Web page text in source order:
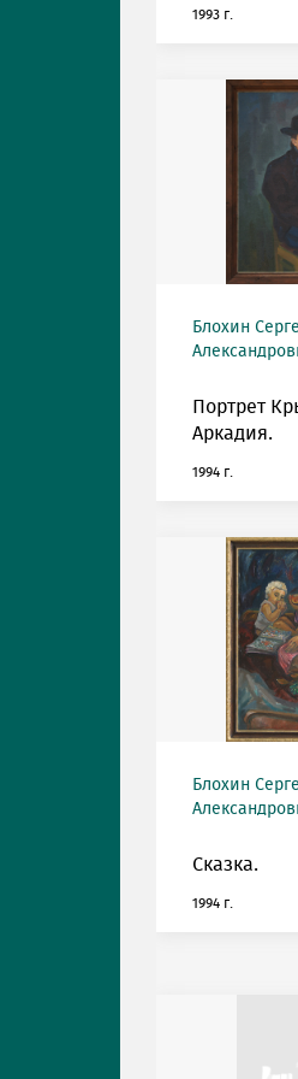
1993 г.
Блохин
Портрет
Аркадия.
1994 г.
Блохин
Сказка.
1994 г.